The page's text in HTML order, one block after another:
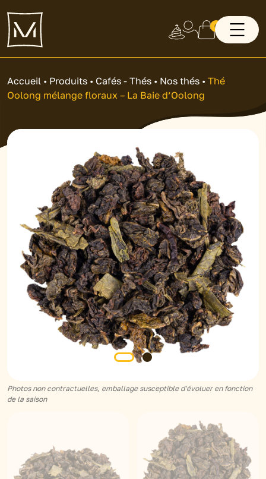
0
Accueil • Produits • Cafés - Thés • Nos thés • Thé
Oolong mélange floraux – La Baie d’Oolong
Photos non contractuelles, emballage susceptible d'évoluer en fonction
de la saison